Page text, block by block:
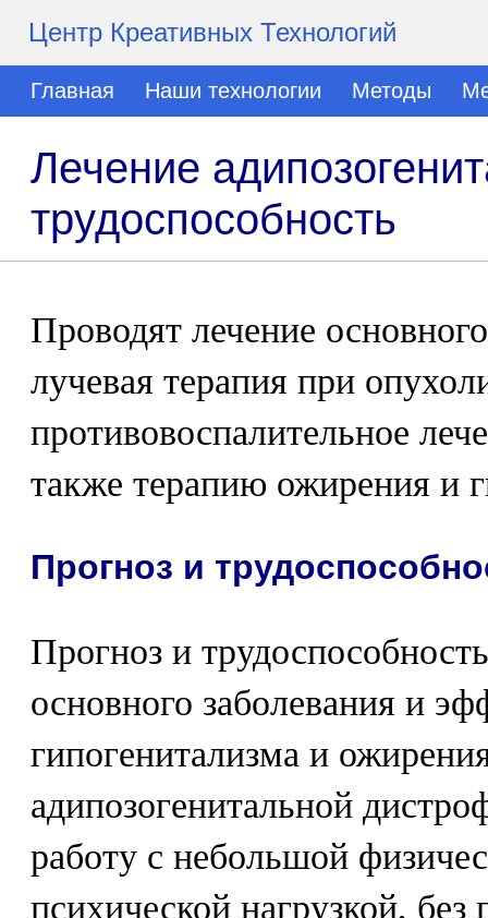
Центр Креативных Технологий
Главная Наши технологии Методы
Лечение
трудоспособность
Проводят лечение
лучевая терапия при
противовоспалительное
также терапию ожирения и
Прогноз и
Прогноз и
основного заболевания и
гипогенитализма и
адипозогенитальной
работу с небольшой
психической нагрузкой,